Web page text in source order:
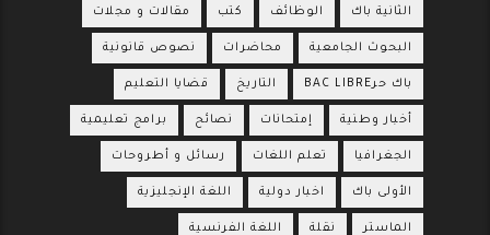
الثانية باك الوظائف كتب مقالات و مجلات
البحوث الجامعية محاضرات نصوص قانونية
باك حرBAC LIBRE التاريخ قضايا التعليم
أخبار وطنية إمتحانات نصائح برامج تعليمية
الجغرافيا تعلم اللغات رسائل و أطروحات
الأولى باك اخبار دولية اللغة الإنجليزية
الماستر نقلة اللغة الفرنسية